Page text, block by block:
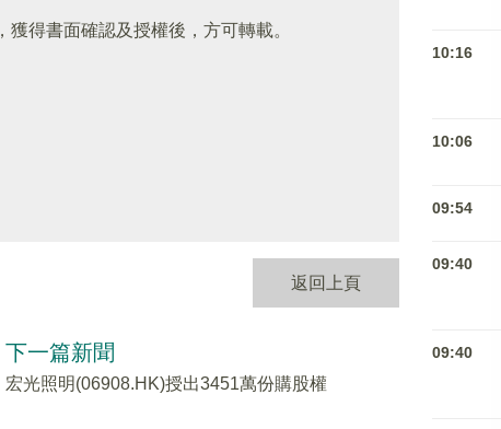
，獲得書面確認及授權後，方可轉載。
返回上頁
下一篇新聞
宏光照明(06908.HK)授出3451萬份購股權
10:16
10:06
09:54
09:40
09:40